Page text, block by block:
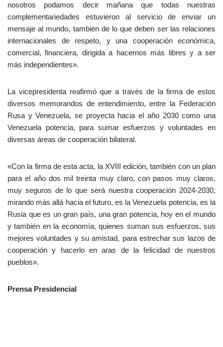
nosotros podamos decir mañana que todas nuestras
complementariedades estuvieron al servicio de enviar un
mensaje al mundo, también de lo que deben ser las relaciones
internacionales de respeto, y una cooperación económica,
comercial, financiera, dirigida a hacernos más libres y a ser
más independientes».
La vicepresidenta reafirmó que a través de la firma de estos
diversos memorandos de entendimiento, entre la Federación
Rusa y Venezuela, se proyecta hacia el año 2030 como una
Venezuela potencia, para sumar esfuerzos y voluntades en
diversas áreas de cooperación bilateral.
«Con la firma de esta acta, la XVIII edición, también con un plan
para el año dos mil treinta muy claro, con pasos muy claros,
muy seguros de lo que será nuestra cooperación 2024-2030,
mirando más allá hacia el futuro, es la Venezuela potencia, es la
Rusia que es un gran país, una gran potencia, hoy en el mundo
y también en la economía, quienes suman sus esfuerzos, sus
mejores voluntades y su amistad, para estrechar sus lazos de
cooperación y hacerlo en aras de la felicidad de nuestros
pueblos».
Prensa Presidencial